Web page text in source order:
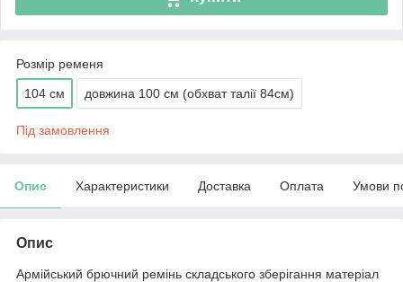
Розмір ременя
104 см довжина 100 см (обхват талії 84см)
Під замовлення
Опис Характеристики Доставка Оплата Умови
Опис
Армійський брючний ремінь складського зберігання матеріал